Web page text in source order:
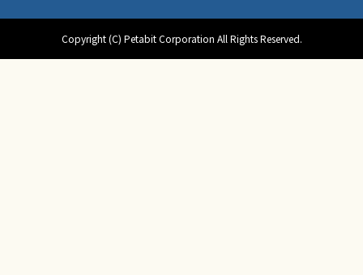
Copyright (C) Petabit Corporation All Rights Reserved.